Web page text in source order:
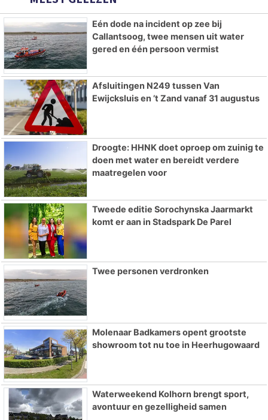
Eén dode na incident op zee bij
Callantsoog, twee mensen uit water
gered en één persoon vermist
Afsluitingen N249 tussen Van
Ewijcksluis en ’t Zand vanaf 31 augustus
Droogte: HHNK doet oproep om zuinig te
doen met water en bereidt verdere
maatregelen voor
Tweede editie Sorochynska Jaarmarkt
komt er aan in Stadspark De Parel
Twee personen verdronken
Molenaar Badkamers opent grootste
showroom tot nu toe in Heerhugowaard
Waterweekend Kolhorn brengt sport,
avontuur en gezelligheid samen